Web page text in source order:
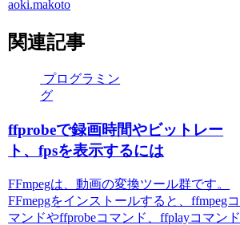
aoki.makoto
関連記事
プログラミン
グ
ffprobeで録画時間やビットレー
ト、fpsを表示するには
FFmpegは、動画の変換ツール群です。
FFmepgをインストールすると、ffmpegコ
マンドやffprobeコマンド、ffplayコマンド